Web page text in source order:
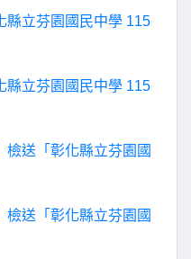
縣立芬園國民中學 115
縣立芬園國民中學 115
檢送「彰化縣立芬園國
檢送「彰化縣立芬園國